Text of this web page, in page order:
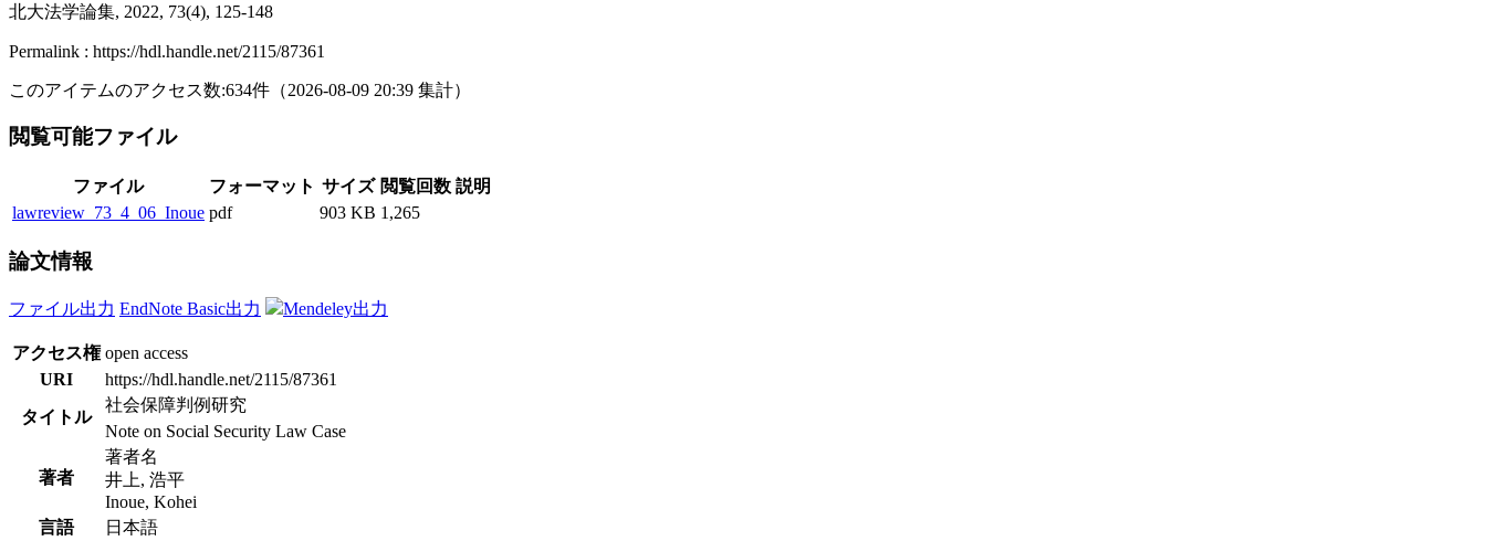
北大法学論集, 2022, 73(4), 125-148
Permalink : https://hdl.handle.net/2115/87361
このアイテムのアクセス数:634件 （2026-08-09 20:39 集計）
閲覧可能ファイル
ファイル フォーマット サイズ 閲覧回数 説明
lawreview_73_4_06_Inoue pdf 903 KB 1,265
論文情報
ファイル出力 EndNote Basic出力 Mendeley出力
アクセス権 open access
URI
https://hdl.handle.net/2115/87361
タイトル
社会保障判例研究
Note on Social Security Law Case
著者
著者名
井上, 浩平
Inoue, Kohei
言語
日本語